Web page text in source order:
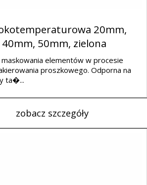
20mm,
50mm, zielona
elementów w procesie
proszkowego. Odporna na
ta�...
zobacz szczegóły